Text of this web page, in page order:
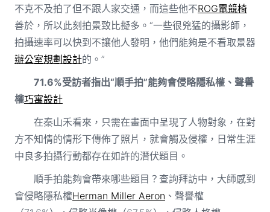
不克不及拍了但不跟人家交通，而這些他不ROG電競椅
善於，所以此刻拍景致比擬多。“一些很兇猛的攝影師，
拍攝速率可以快到不讓他人發明，他們能夠是不看取景器
辦公室規劃設計的。”
71.6%受訪者指出“順手拍”能夠會侵略隱私權、聲譽
權巧寓設計
在秦山禾看來，只需在畫面中呈現了人物對象，在對
方不知情的情形下傳佈了照片，就會觸及侵權，日常生涯
中良多拍攝行動都存在如許的潛伏題目。
順手拍能夠會帶來哪些題目？查詢拜訪中，大師感到
會侵略隱私權Herman Miller Aeron 、聲譽權